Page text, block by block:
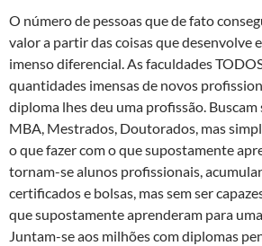
O número de pessoas que de fato
valor a partir das coisas que desenvolve
imenso diferencial. As faculdades
quantidades imensas de novos
diploma lhes deu uma profissão. Buscam
MBA, Mestrados, Doutorados, mas
o que fazer com o que supostamente
tornam-se alunos profissionais,
certificados e bolsas, mas sem ser
que supostamente aprenderam para
Juntam-se aos milhões com diplomas